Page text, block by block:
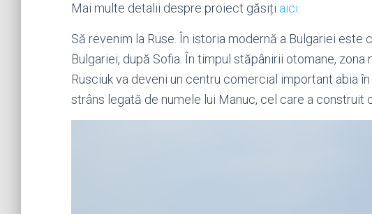
Mai multe detalii despre proiect găsiți aici.
Să revenim la Ruse. În istoria modernă a Bulgariei este
Bulgariei, după Sofia. În timpul stăpânirii otomane,
Rusciuk va deveni un centru comercial important abia
strâns legată de numele lui Manuc, cel care a construit